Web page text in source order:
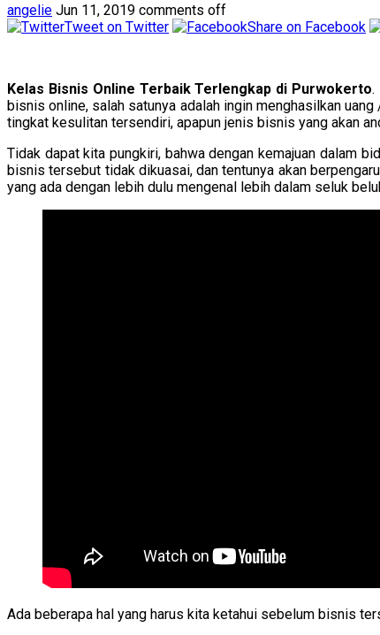
angelie Jun 11, 2019 comments off
Tweet on Twitter
Share on Facebook
Kelas Bisnis Online Terbaik Terlengkap di Purwokerto.
bisnis online, salah satunya adalah ingin menghasilkan
tingkat kesulitan tersendiri, apapun jenis bisnis yang akan
Tidak dapat kita pungkiri, bahwa dengan kemajuan dalam
bisnis tersebut tidak dikuasai, dan tentunya akan
yang ada dengan lebih dulu mengenal lebih dalam seluk
Ada beberapa hal yang harus kita ketahui sebelum bisnis